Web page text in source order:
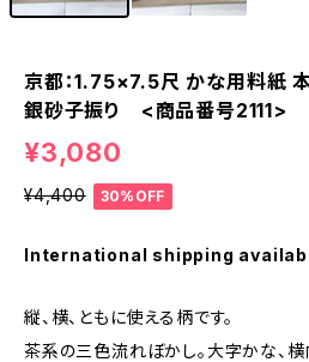
京都：1.75×7.5尺 かな用料紙
銀砂子振り <商品番号2111>
¥3,080
¥4,400 30%OFF
International shipping
縦、横、ともに使える柄です。
茶系の三色流れぼかし。大字かな、